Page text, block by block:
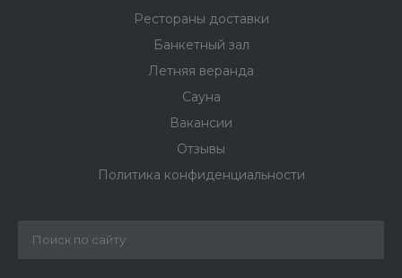
Рестораны доставки
Банкетный зал
Летняя веранда
Сауна
Вакансии
Отзывы
Политика конфиденциальности